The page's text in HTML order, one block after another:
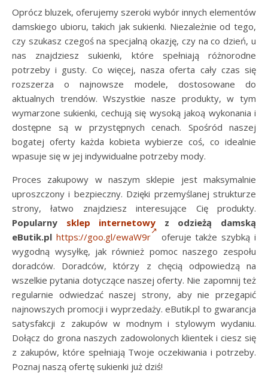
Oprócz bluzek, oferujemy szeroki wybór innych elementów
damskiego ubioru, takich jak sukienki. Niezależnie od tego,
czy szukasz czegoś na specjalną okazję, czy na co dzień, u
nas znajdziesz sukienki, które spełniają różnorodne
potrzeby i gusty. Co więcej, nasza oferta cały czas się
rozszerza o najnowsze modele, dostosowane do
aktualnych trendów. Wszystkie nasze produkty, w tym
wymarzone sukienki, cechują się wysoką jakoą wykonania i
dostępne są w przystępnych cenach. Spośród naszej
bogatej oferty każda kobieta wybierze coś, co idealnie
wpasuje się w jej indywidualne potrzeby mody.
Proces zakupowy w naszym sklepie jest maksymalnie
uproszczony i bezpieczny. Dzięki przemyślanej strukturze
strony, łatwo znajdziesz interesujące Cię produkty.
Popularny sklep internetowy z odzieżą damską
eButik.pl https://goo.gl/ewaW9r
oferuje także szybką i
wygodną wysyłkę, jak również pomoc naszego zespołu
doradców. Doradców, którzy z chęcią odpowiedzą na
wszelkie pytania dotyczące naszej oferty. Nie zapomnij też
regularnie odwiedzać naszej strony, aby nie przegapić
najnowszych promocji i wyprzedaży. eButik.pl to gwarancja
satysfakcji z zakupów w modnym i stylowym wydaniu.
Dołącz do grona naszych zadowolonych klientek i ciesz się
z zakupów, które spełniają Twoje oczekiwania i potrzeby.
Poznaj naszą ofertę sukienki już dziś!